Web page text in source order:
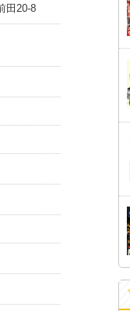
田20-8